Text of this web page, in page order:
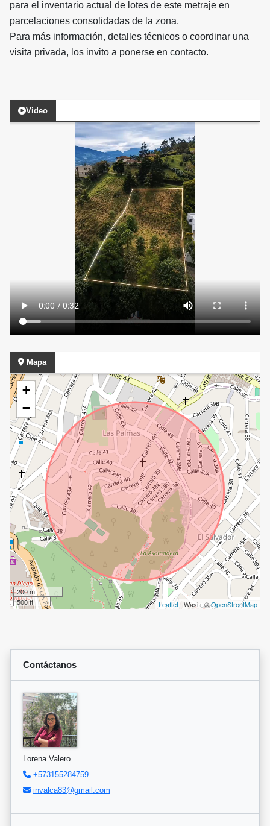
para el inventario actual de lotes de este metraje en
parcelaciones consolidadas de la zona.
​Para más información, detalles técnicos o coordinar una
visita privada, los invito a ponerse en contacto.
Video
Mapa
+
−
200 m
500 ft
Leaflet | Wasi - ©OpenStreetMap
Contáctanos
Lorena Valero
+573155284759
invalca83@gmail.com